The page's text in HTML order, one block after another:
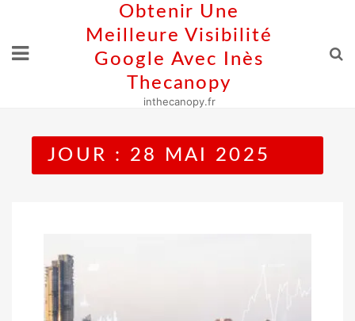
content
Obtenir Une
Meilleure Visibilité
Google Avec Inès
Thecanopy
inthecanopy.fr
JOUR : 28 MAI 2025